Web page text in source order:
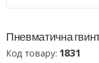
Пневматична
Код товару: 1831